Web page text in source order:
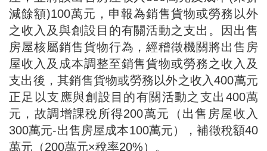
減餘額)100萬元，申報為銷售貨物或勞務以外
之收入及與創設目的有關活動之支出。因出售
房屋核屬銷售貨物行為，經稽徵機關將出售房
屋收入及成本調整至銷售貨物或勞務之收入及
支出後，其銷售貨物或勞務以外之收入400萬元
正足以支應與創設目的有關活動之支出400萬
元，故調增課稅所得200萬元（出售房屋收入
300萬元-出售房屋成本100萬元），補徵稅額40
萬元（200萬元×稅率20%）。